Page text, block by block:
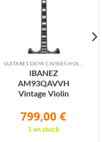
IBANEZ
AM93QAVVH
Vintage Violin
799,00€
1 en stock